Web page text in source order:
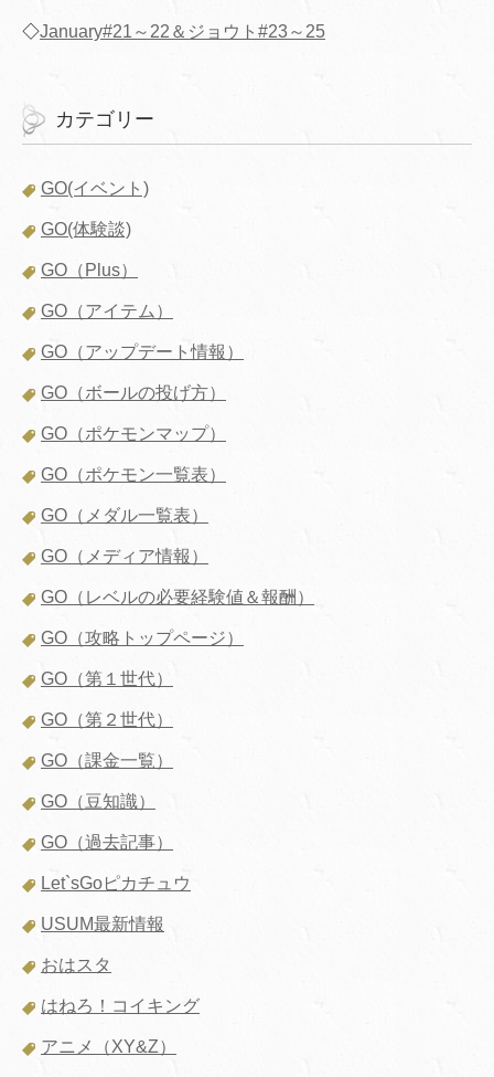
◇January#21～22＆ジョウト#23～25
カテゴリー
GO(イベント)
GO(体験談)
GO（Plus）
GO（アイテム）
GO（アップデート情報）
GO（ボールの投げ方）
GO（ポケモンマップ）
GO（ポケモン一覧表）
GO（メダル一覧表）
GO（メディア情報）
GO（レベルの必要経験値＆報酬）
GO（攻略トップページ）
GO（第１世代）
GO（第２世代）
GO（課金一覧）
GO（豆知識）
GO（過去記事）
Let`sGoピカチュウ
USUM最新情報
おはスタ
はねろ！コイキング
アニメ（XY&Z）